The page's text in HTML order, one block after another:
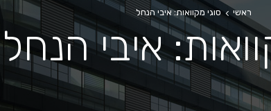
ראשי סוגי מקוואות: איבי הנחל
איבי הנחל